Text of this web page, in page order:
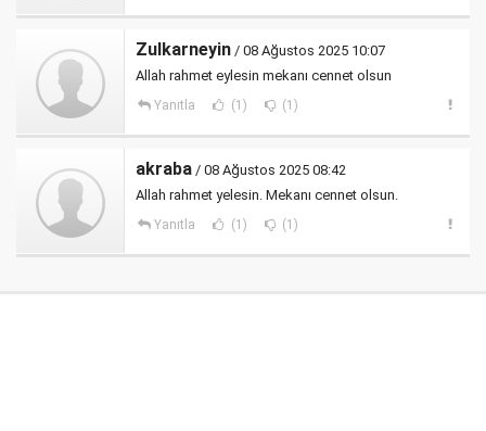
Zulkarneyin / 08 Ağustos 2025 10:07
Allah rahmet eylesin mekanı cennet olsun
Yanıtla (1) (1)
akraba / 08 Ağustos 2025 08:42
Allah rahmet yelesin. Mekanı cennet olsun.
Yanıtla (1) (1)